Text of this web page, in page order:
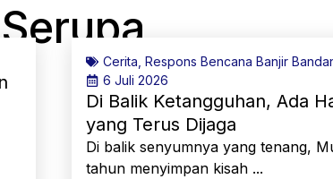
Cerita Respons Bencana Banjir
6 Juli 2026
Di Balik Ketangguhan, Ada
yang Terus Dijaga
Di balik senyumnya yang tenang,
tahun menyimpan kisah ...